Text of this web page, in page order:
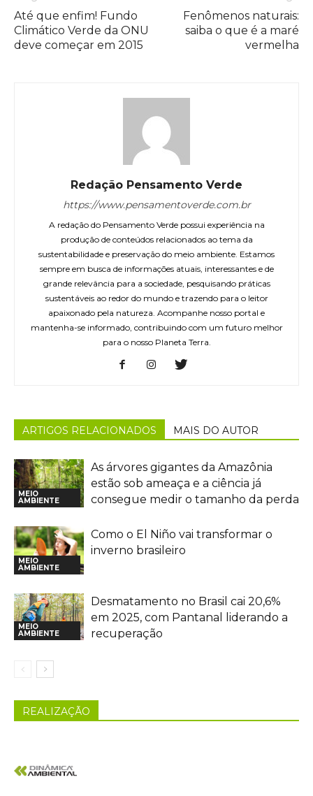
Até que enfim! Fundo
Climático Verde da ONU
deve começar em 2015
Fenômenos naturais:
saiba o que é a maré
vermelha
Redação Pensamento Verde
https://www.pensamentoverde.com.br
A redação do Pensamento Verde possui experiência na
produção de conteúdos relacionados ao tema da
sustentabilidade e preservação do meio ambiente. Estamos
sempre em busca de informações atuais, interessantes e de
grande relevância para a sociedade, pesquisando práticas
sustentáveis ao redor do mundo e trazendo para o leitor
apaixonado pela natureza. Acompanhe nosso portal e
mantenha-se informado, contribuindo com um futuro melhor
para o nosso Planeta Terra.
ARTIGOS RELACIONADOS MAIS DO AUTOR
MEIO
AMBIENTE
As árvores gigantes da Amazônia
estão sob ameaça e a ciência já
consegue medir o tamanho da perda
MEIO
AMBIENTE
Como o El Niño vai transformar o
inverno brasileiro
MEIO
AMBIENTE
Desmatamento no Brasil cai 20,6%
em 2025, com Pantanal liderando a
recuperação
REALIZAÇÃO